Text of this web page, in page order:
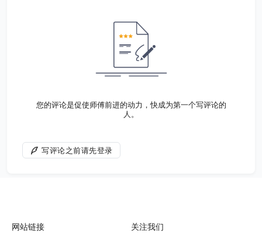
您的评论是促使师傅前进的动力，快成为第一个写评论的
人。
写评论之前请先登录
网站链接 关注我们